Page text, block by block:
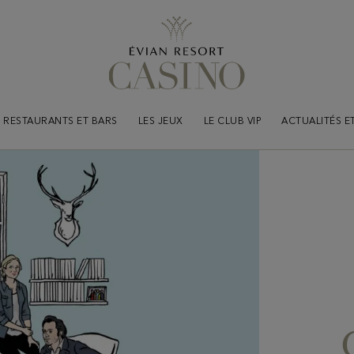
RESTAURANTS ET BARS LES JEUX LE CLUB VIP ACTUALITÉS